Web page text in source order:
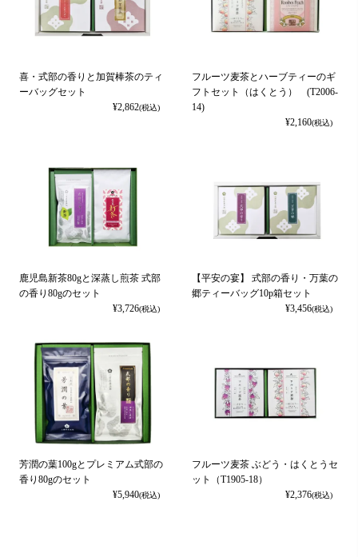
喜・式部の香りと加賀棒茶のティ
ーバッグセット
¥2,862(税込)
フルーツ麦茶とハーブティーのギ
フトセット（はくとう） (T2006-
14)
¥2,160(税込)
鹿児島新茶80gと深蒸し煎茶 式部
の香り80gのセット
¥3,726(税込)
【平安の宴】 式部の香り・万葉の
郷ティーバッグ10p箱セット
¥3,456(税込)
芳潤の葉100gとプレミアム式部の
香り80gのセット
¥5,940(税込)
フルーツ麦茶 ぶどう・はくとうセ
ット（T1905-18）
¥2,376(税込)